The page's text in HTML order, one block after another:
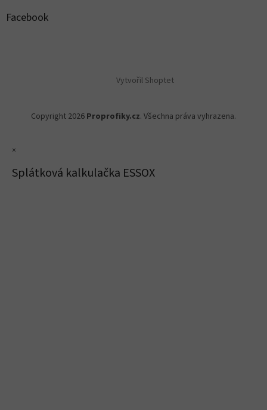
Facebook
Vytvořil Shoptet
Copyright 2026 Proprofiky.cz. Všechna práva vyhrazena.
×
Splátková kalkulačka ESSOX